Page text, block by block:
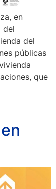
en
del
del
públicas
que